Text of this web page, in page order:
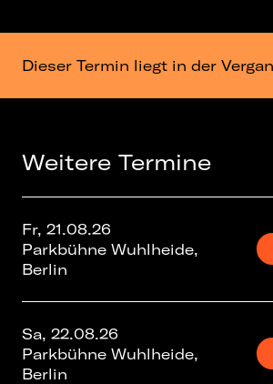
Dieser Termin liegt in der
Weitere Termine
Fr, 21.08.26
Parkbühne Wuhlheide,
Berlin
Sa, 22.08.26
Parkbühne Wuhlheide,
Berlin